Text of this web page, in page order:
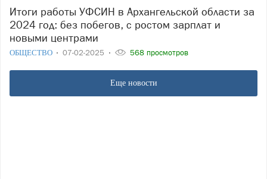
Итоги работы УФСИН в Архангельской области за
2024 год: без побегов, с ростом зарплат и
новыми центрами
ОБЩЕСТВО 07-02-2025 568 просмотров
Еще новости